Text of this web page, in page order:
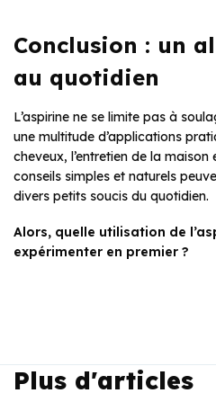
Conclusion : un
au quotidien
L’aspirine ne se limite pas à
une multitude d’applications
cheveux, l’entretien de la maison
conseils simples et naturels
divers petits soucis du quotidien.
Alors, quelle utilisation de
expérimenter en premier ?
Plus d'articles